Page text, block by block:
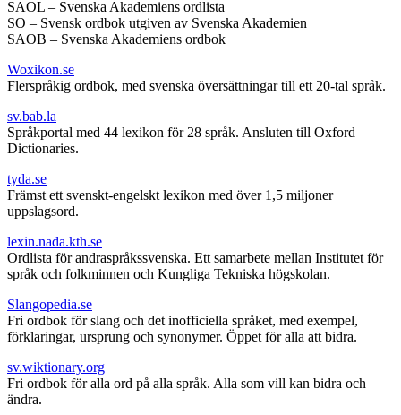
SAOL – Svenska Akademiens ordlista
SO – Svensk ordbok utgiven av Svenska Akademien
SAOB – Svenska Akademiens ordbok
Woxikon.se
Flerspråkig ordbok, med svenska översättningar till ett 20-tal språk.
sv.bab.la
Språkportal med 44 lexikon för 28 språk. Ansluten till Oxford
Dictionaries.
tyda.se
Främst ett svenskt-engelskt lexikon med över 1,5 miljoner
uppslagsord.
lexin.nada.kth.se
Ordlista för andraspråkssvenska. Ett samarbete mellan Institutet för
språk och folkminnen och Kungliga Tekniska högskolan.
Slangopedia.se
Fri ordbok för slang och det inofficiella språket, med exempel,
förklaringar, ursprung och synonymer. Öppet för alla att bidra.
sv.wiktionary.org
Fri ordbok för alla ord på alla språk. Alla som vill kan bidra och
ändra.